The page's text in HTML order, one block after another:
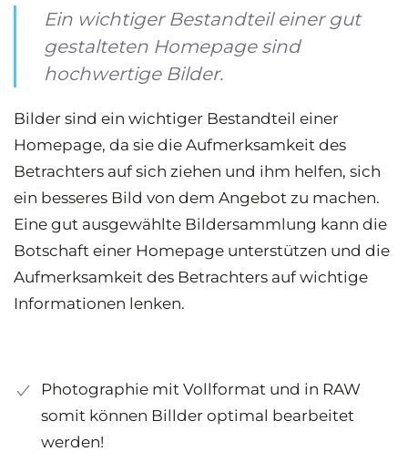
Ein wichtiger Bestandteil einer gut
gestalteten Homepage sind
hochwertige Bilder.
Bilder sind ein wichtiger Bestandteil einer
Homepage, da sie die Aufmerksamkeit des
Betrachters auf sich ziehen und ihm helfen, sich
ein besseres Bild von dem Angebot zu machen.
Eine gut ausgewählte Bildersammlung kann die
Botschaft einer Homepage unterstützen und die
Aufmerksamkeit des Betrachters auf wichtige
Informationen lenken.
Photographie mit Vollformat und in RAW
somit können Billder optimal bearbeitet
werden!